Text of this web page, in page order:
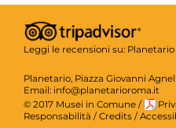
Leggi le recensioni su: Planetario
Planetario, Piazza Giovanni
Email: info@planetarioroma.it
© 2017 Musei in Comune /
Responsabilità /Credits /